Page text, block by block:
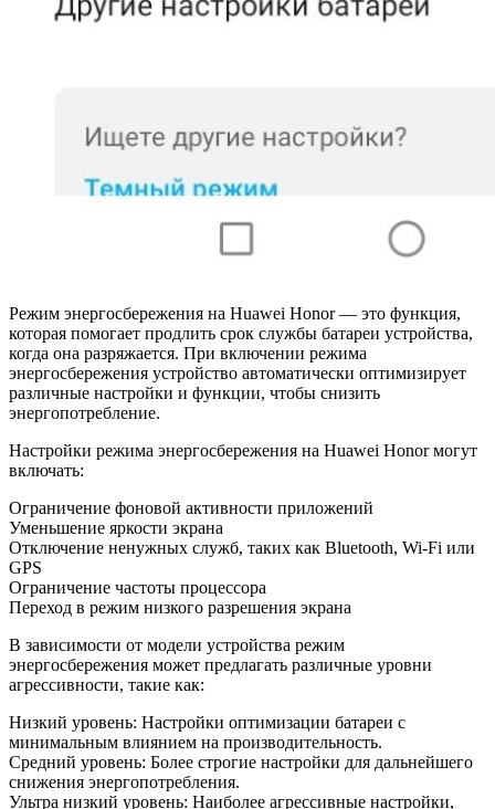
Режим энергосбережения на Huawei Honor — это функция,
которая помогает продлить срок службы батареи устройства,
когда она разряжается. При включении режима
энергосбережения устройство автоматически оптимизирует
различные настройки и функции, чтобы снизить
энергопотребление.
Настройки режима энергосбережения на Huawei Honor могут
включать:
Ограничение фоновой активности приложений
Уменьшение яркости экрана
Отключение ненужных служб, таких как Bluetooth, Wi-Fi или
GPS
Ограничение частоты процессора
Переход в режим низкого разрешения экрана
В зависимости от модели устройства режим
энергосбережения может предлагать различные уровни
агрессивности, такие как:
Низкий уровень: Настройки оптимизации батареи с
минимальным влиянием на производительность.
Средний уровень: Более строгие настройки для дальнейшего
снижения энергопотребления.
Ультра низкий уровень: Наиболее агрессивные настройки,